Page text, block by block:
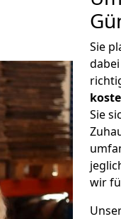
Sie
Sie
wir